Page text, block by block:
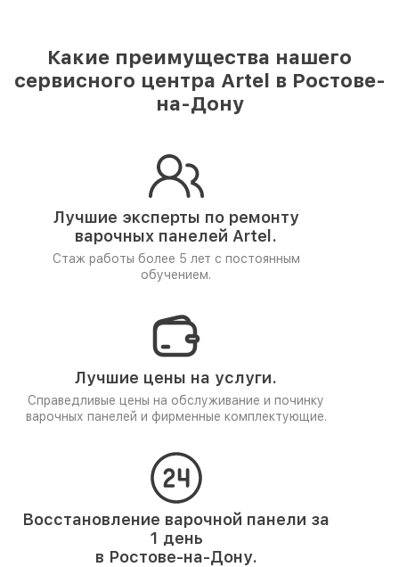
Какие преимущества нашего
сервисного центра Artel в Ростове-
на-Дону
Лучшие эксперты по ремонту
варочных панелей Artel.
Стаж работы более 5 лет с постоянным
обучением.
Лучшие цены на услуги.
Справедливые цены на обслуживание и починку
варочных панелей и фирменные комплектующие.
Восстановление варочной панели за
1 день
в Ростове-на-Дону.